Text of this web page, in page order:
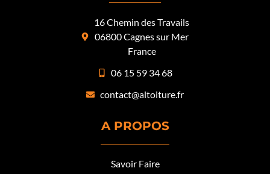
16 Chemin des Travails
06800 Cagnes sur Mer
France
06 15 59 34 68
contact@altoiture.fr
A PROPOS
Savoir Faire